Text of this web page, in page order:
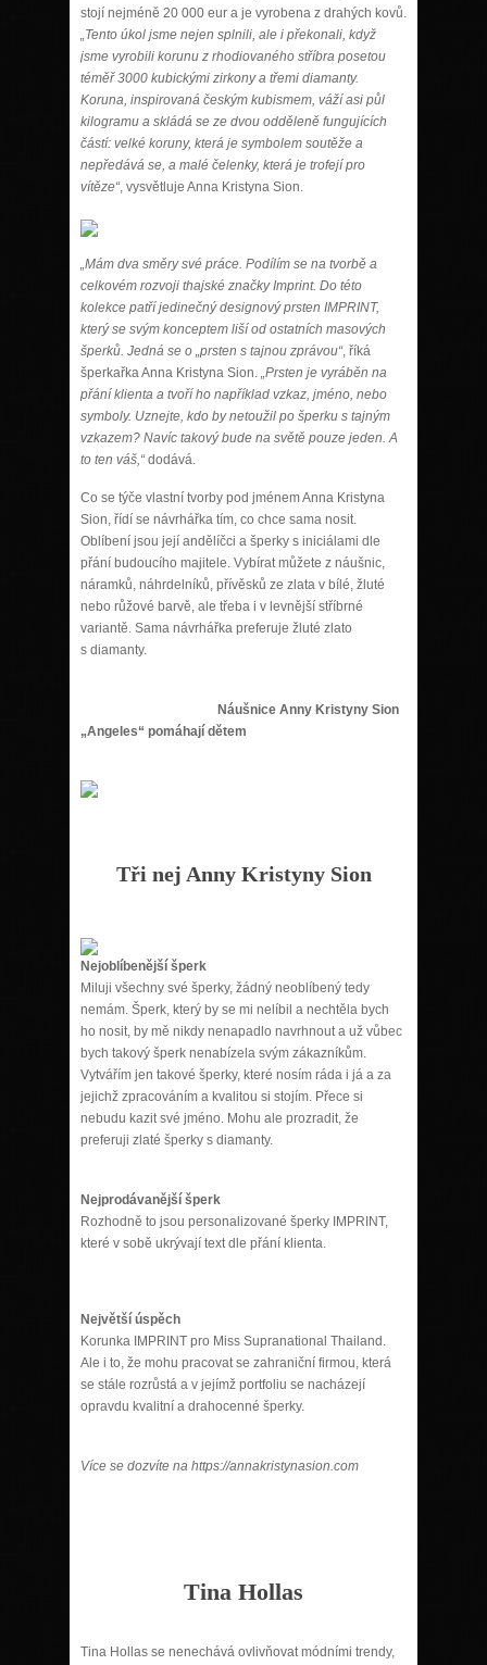
stojí nejméně 20 000 eur a je vyrobena z drahých kovů.
„Tento úkol jsme nejen splnili, ale i překonali, když
jsme vyrobili korunu z rhodiovaného stříbra posetou
téměř 3000 kubickými zirkony a třemi diamanty.
Koruna, inspirovaná českým kubismem, váží asi půl
kilogramu a skládá se ze dvou odděleně fungujících
částí: velké koruny, která je symbolem soutěže a
nepředává se, a malé čelenky, která je trofejí pro
vítěze“, vysvětluje Anna Kristyna Sion.
„Mám dva směry své práce. Podílím se na tvorbě a
celkovém rozvoji thajské značky Imprint. Do této
kolekce patří jedinečný designový prsten IMPRINT,
který se svým konceptem liší od ostatních masových
šperků. Jedná se o „prsten s tajnou zprávou“, říká
šperkařka Anna Kristyna Sion. „Prsten je vyráběn na
přání klienta a tvoří ho například vzkaz, jméno, nebo
symboly. Uznejte, kdo by netoužil po šperku s tajným
vzkazem? Navíc takový bude na světě pouze jeden. A
to ten váš,“dodává.
Co se týče vlastní tvorby pod jménem Anna Kristyna
Sion, řídí se návrhářka tím, co chce sama nosit.
Oblíbení jsou její andělíčci a šperky s iniciálami dle
přání budoucího majitele. Vybírat můžete z náušnic,
náramků, náhrdelníků, přívěsků ze zlata v bílé, žluté
nebo růžové barvě, ale třeba i v levnější stříbrné
variantě. Sama návrhářka preferuje žluté zlato
s diamanty.
Náušnice Anny Kristyny Sion
„Angeles“ pomáhají dětem
Tři nej Anny Kristyny Sion
Nejoblíbenější šperk
Miluji všechny své šperky, žádný neoblíbený tedy
nemám. Šperk, který by se mi nelíbil a nechtěla bych
ho nosit, by mě nikdy nenapadlo navrhnout a už vůbec
bych takový šperk nenabízela svým zákazníkům.
Vytvářím jen takové šperky, které nosím ráda i já a za
jejichž zpracováním a kvalitou si stojím. Přece si
nebudu kazit své jméno. Mohu ale prozradit, že
preferuji zlaté šperky s diamanty.
Nejprodávanější šperk
Rozhodně to jsou personalizované šperky IMPRINT,
které v sobě ukrývají text dle přání klienta.
Největší úspěch
Korunka IMPRINT pro Miss Supranational Thailand.
Ale i to, že mohu pracovat se zahraniční firmou, která
se stále rozrůstá a v jejímž portfoliu se nacházejí
opravdu kvalitní a drahocenné šperky.
Více se dozvíte na https://annakristynasion.com
Tina Hollas
Tina Hollas se nenechává ovlivňovat módními trendy,